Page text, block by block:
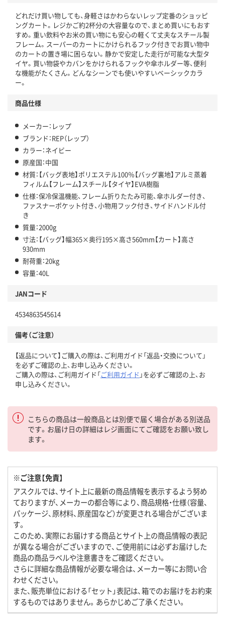
どれだけ買い物しても、身軽さはかわらないレップ定番のショッピ
ングカート。レジかご約2杯分の大容量なので、まとめ買いにもおす
すめ。重い飲料やお米の買い物にも安心の軽くて丈夫なスチール製
フレーム。スーパーのカートにかけられるフック付きでお買い物中
のカートの置き場に困らない。静かで安定した走行が可能な大型タ
イヤ。買い物袋やカバンをかけられるフックや傘ホルダー等、便利
な機能がたくさん。どんなシーンでも使いやすいベーシックカラ
ー。
商品仕様
メーカー：レップ
ブランド：REP（レップ）
カラー：ネイビー
原産国：中国
材質：【バッグ表地】ポリエステル100％【バッグ裏地】アルミ蒸着
フィルム【フレーム】スチール【タイヤ】EVA樹脂
仕様：保冷保温機能、フレーム折りたたみ可能、傘ホルダー付き、
ファスナーポケット付き、小物用フック付き、サイドハンドル付
き
質量：2000g
寸法：【バッグ】幅365×奥行195×高さ560mm【カート】高さ
930mm
耐荷重：20kg
容量：40L
JANコード
4534863545614
備考（ご注意）
【返品について】ご購入の際は、ご利用ガイド「返品・交換について」
を必ずご確認の上、お申し込みください。
ご購入の際は、ご利用ガイド「ご利用ガイド 」を必ずご確認の上、お
申し込みください。
こちらの商品は一般商品とは別便で届く場合がある別送品
です。お届け日の詳細はレジ画面にてご確認をお願い致し
ます。
※ご注意【免責】
アスクルでは、サイト上に最新の商品情報を表示するよう努め
ておりますが、メーカーの都合等により、商品規格・仕様（容量、
パッケージ、原材料、原産国など）が変更される場合がございま
す。
このため、実際にお届けする商品とサイト上の商品情報の表記
が異なる場合がございますので、ご使用前には必ずお届けした
商品の商品ラベルや注意書きをご確認ください。
さらに詳細な商品情報が必要な場合は、メーカー等にお問い合
わせください。
また、販売単位における「セット」表記は、箱でのお届けをお約束
するものではありません。あらかじめご了承ください。